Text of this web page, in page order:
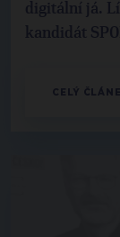
digitální já.
kandidát
CELÝ